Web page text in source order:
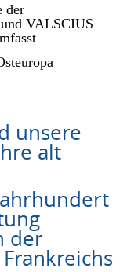
der
VALSCIUS
unsere
alt
der